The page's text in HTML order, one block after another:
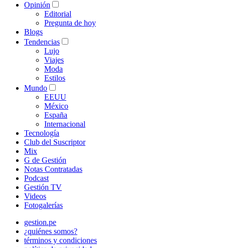
Opinión
Editorial
Pregunta de hoy
Blogs
Tendencias
Lujo
Viajes
Moda
Estilos
Mundo
EEUU
México
España
Internacional
Tecnología
Club del Suscriptor
Mix
G de Gestión
Notas Contratadas
Podcast
Gestión TV
Videos
Fotogalerías
gestion.pe
¿quiénes somos?
términos y condiciones